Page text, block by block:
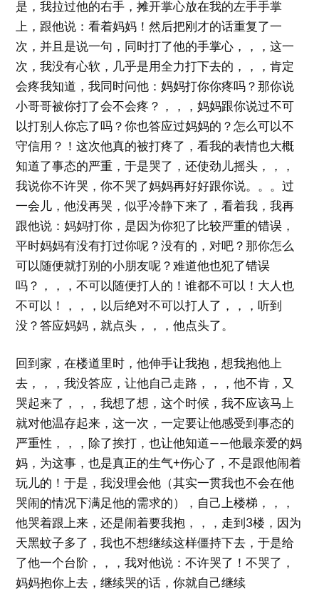
是，我拉过他的右手，摊开掌心放在我的左手手掌
上，跟他说：看着妈妈！然后把刚才的话重复了一
次，并且是说一句，同时打了他的手掌心，，，这一
次，我没有心软，几乎是用全力打下去的，，，肯定
会疼我知道，我同时问他：妈妈打你你疼吗？那你说
小哥哥被你打了会不会疼？，，，妈妈跟你说过不可
以打别人你忘了吗？你也答应过妈妈的？怎么可以不
守信用？！这次他真的被打疼了，看我的表情也大概
知道了事态的严重，于是哭了，还使劲儿摇头，，，
我说你不许哭，你不哭了妈妈再好好跟你说。。。过
一会儿，他没再哭，似乎冷静下来了，看着我，我再
跟他说：妈妈打你，是因为你犯了比较严重的错误，
平时妈妈有没有打过你呢？没有的，对吧？那你怎么
可以随便就打别的小朋友呢？难道他也犯了错误
吗？，，，不可以随便打人的！谁都不可以！大人也
不可以！，，，以后绝对不可以打人了，，，听到
没？答应妈妈，就点头，，，他点头了。
回到家，在楼道里时，他伸手让我抱，想我抱他上
去，，，我没答应，让他自己走路，，，他不肯，又
哭起来了，，，我想了想，这个时候，我不应该马上
就对他温存起来，这一次，一定要让他感受到事态的
严重性，，，除了挨打，也让他知道——他最亲爱的妈
妈，为这事，也是真正的生气+伤心了，不是跟他闹着
玩儿的！于是，我没理会他（其实一贯我也不会在他
哭闹的情况下满足他的需求的），自己上楼梯，，，
他哭着跟上来，还是闹着要我抱，，，走到3楼，因为
天黑蚊子多了，我也不想继续这样僵持下去，于是给
了他一个台阶，，，我对他说：不许哭了！不哭了，
妈妈抱你上去，继续哭的话，你就自己继续